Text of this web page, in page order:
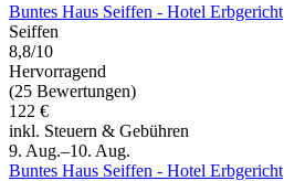
Buntes Haus Seiffen - Hotel Erbgericht
Seiffen
8,8/10
Hervorragend
(25 Bewertungen)
122 €
inkl. Steuern & Gebühren
9. Aug.–10. Aug.
Buntes Haus Seiffen - Hotel Erbgericht